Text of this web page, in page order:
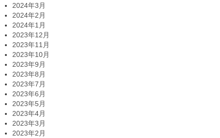
2024年3月
2024年2月
2024年1月
2023年12月
2023年11月
2023年10月
2023年9月
2023年8月
2023年7月
2023年6月
2023年5月
2023年4月
2023年3月
2023年2月